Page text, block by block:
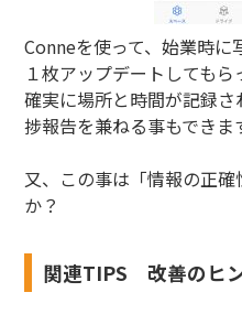
Conneを使って、始業時に
１枚アップデートしても
確実に場所と時間が記録
捗報告を兼ねる事もできま
又、この事は「情報の正
か？
関連TIPS 改善のヒ